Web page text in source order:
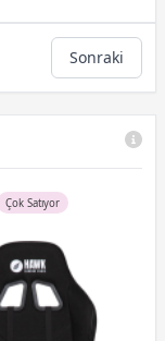
Sonraki
Çok Satıyor